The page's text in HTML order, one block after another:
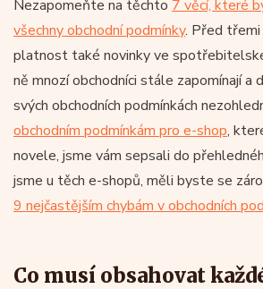
Nezapomeňte na těchto 7 věcí, které
všechny obchodní podmínky. Před
platnost také novinky ve
ně mnozí obchodníci stále zapomínají a
svých obchodních podmínkách
obchodním podmínkám pro e-shop,
novele, jsme vám sepsali do
jsme u těch e-shopů, měli byste se
9 nejčastějším chybám v obchodních
Co musí obsahovat